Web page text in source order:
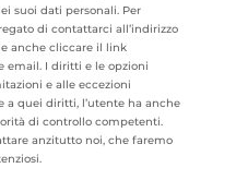
suoi dati personali. Per
di contattarci all’indirizzo
anche cliccare il link
email. I diritti e le opzioni
e alle eccezioni
quei diritti, l’utente ha anche
di controllo competenti.
anzitutto noi, che faremo